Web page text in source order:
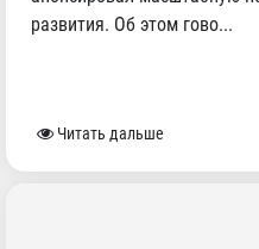
развития. Об этом гово...
Читать дальше